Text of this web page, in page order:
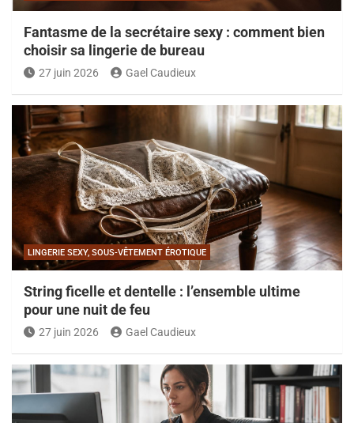
Fantasme de la secrétaire sexy : comment bien
choisir sa lingerie de bureau
27 juin 2026 Gael Caudieux
LINGERIE SEXY, SOUS-VÊTEMENT ÉROTIQUE
String ficelle et dentelle : l’ensemble ultime
pour une nuit de feu
27 juin 2026 Gael Caudieux